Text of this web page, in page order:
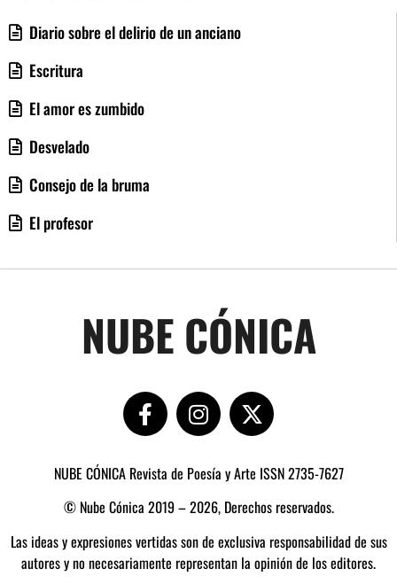
Diario sobre el delirio de un anciano
Escritura
El amor es zumbido
Desvelado
Consejo de la bruma
El profesor
NUBE CÓNICA
NUBE CÓNICA Revista de Poesía y Arte ISSN 2735-7627
© Nube Cónica 2019 – 2026, Derechos reservados.
Las ideas y expresiones vertidas son de exclusiva responsabilidad de sus
autores y no necesariamente representan la opinión de los editores.